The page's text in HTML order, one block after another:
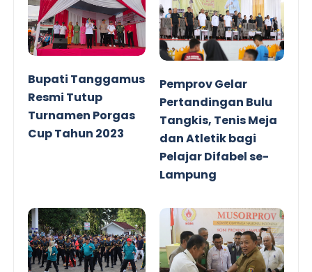
Bupati Tanggamus
Resmi Tutup
Turnamen Porgas
Cup Tahun 2023
Pemprov Gelar
Pertandingan Bulu
Tangkis, Tenis Meja
dan Atletik bagi
Pelajar Difabel se-
Lampung